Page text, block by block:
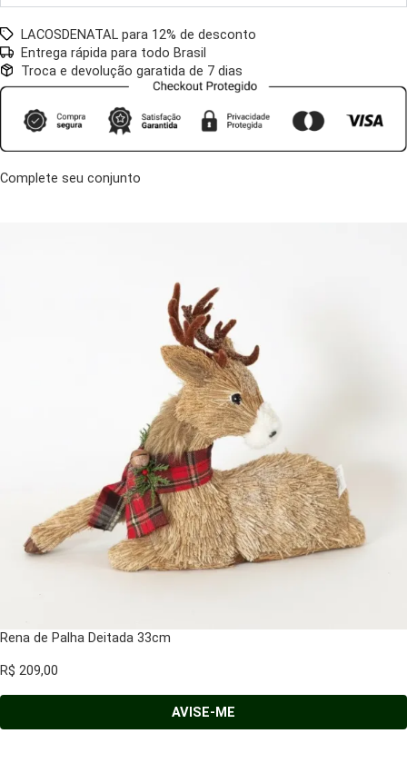
LACOSDENATAL para 12% de desconto
Entrega rápida para todo Brasil
Troca e devolução garatida de 7 dias
Complete seu conjunto
Rena de Palha Deitada 33cm
R$ 209,00
AVISE-ME